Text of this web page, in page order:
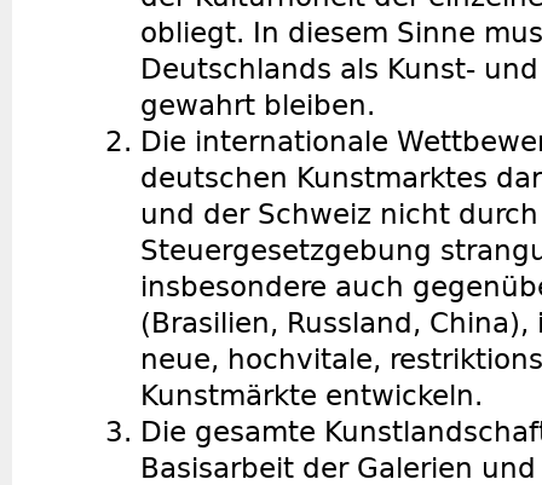
obliegt. In diesem Sinne
Deutschlands als Kunst-
gewahrt bleiben.
Die internationale
deutschen Kunstmarktes
und der Schweiz nicht
Steuergesetzgebung
insbesondere auch
(Brasilien, Russland,
neue, hochvitale,
Kunstmärkte entwickeln.
Die gesamte
Basisarbeit der Galerien